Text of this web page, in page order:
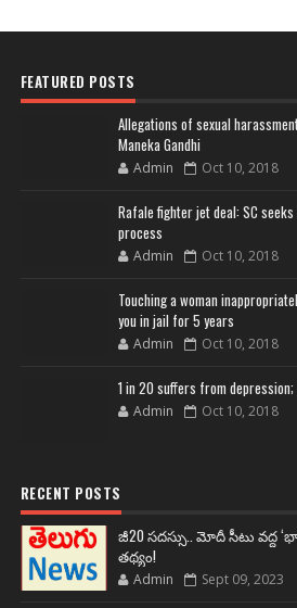
FEATURED POSTS
Allegations of sexual
Maneka Gandhi
Admin Oct 10, 2018
Rafale fighter jet deal: SC
process
Admin Oct 10, 2018
Touching a woman
you in jail for 5 years
Admin Oct 10, 2018
1 in 20 suffers from depression;
Admin Oct 10, 2018
RECENT POSTS
జీ20 సదస్సు.. మోదీ సీటు వద్ద
తథ్యం!
Admin Sept 09, 2023